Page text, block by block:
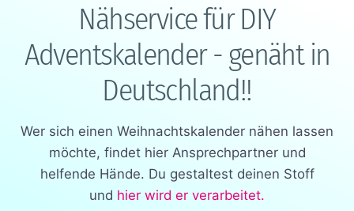
Nähservice für DIY
Adventskalender - genäht in
Deutschland!!
Wer sich einen Weihnachtskalender nähen lassen
möchte, findet hier Ansprechpartner und
helfende Hände. Du gestaltest deinen Stoff
und hier wird er verarbeitet.